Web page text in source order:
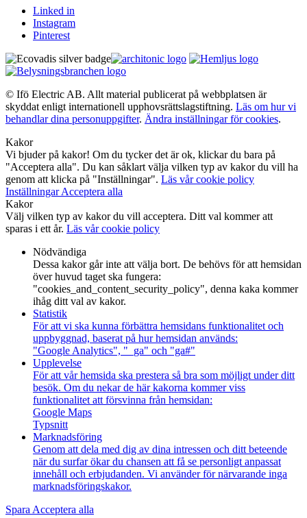
Linked in
Instagram
Pinterest
© Ifö Electric AB. Allt material publicerat på webbplatsen är
skyddat enligt internationell upphovsrättslagstiftning. Läs om hur vi
behandlar dina personuppgifter. Ändra inställningar för cookies.
Kakor
Vi bjuder på kakor! Om du tycker det är ok, klickar du bara på
"Acceptera alla". Du kan såklart välja vilken typ av kakor du vill ha
genom att klicka på "Inställningar". Läs vår cookie policy
InställningarAcceptera alla
Kakor
Välj vilken typ av kakor du vill acceptera. Ditt val kommer att
sparas i ett år. Läs vår cookie policy
Nödvändiga
Dessa kakor går inte att välja bort. De behövs för att hemsidan
över huvud taget ska fungera:
"cookies_and_content_security_policy", denna kaka kommer
ihåg ditt val av kakor.
Statistik
För att vi ska kunna förbättra hemsidans funktionalitet och
uppbyggnad, baserat på hur hemsidan används:
"Google Analytics", "_ga" och "ga#"
Upplevelse
För att vår hemsida ska prestera så bra som möjligt under ditt
besök. Om du nekar de här kakorna kommer viss
funktionalitet att försvinna från hemsidan:
Google Maps
Typsnitt
Marknadsföring
Genom att dela med dig av dina intressen och ditt beteende
när du surfar ökar du chansen att få se personligt anpassat
innehåll och erbjudanden. Vi använder för närvarande inga
marknadsföringskakor.
Spara Acceptera alla